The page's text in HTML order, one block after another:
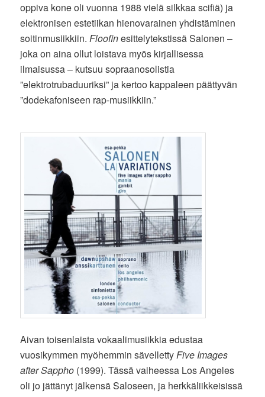
oppiva kone oli vuonna 1988 vielä silkkaa scifiä) ja
elektronisen estetiikan hienovarainen yhdistäminen
soitinmusiikkiin.Floofinesittelytekstissä Salonen –
joka on aina ollut loistava myös kirjallisessa
ilmaisussa – kutsuu sopraanosolistia
”elektrotrubaduuriksi” ja kertoo kappaleen päättyvän
”dodekafoniseen rap-musiikkiin.”
Aivan toisenlaista vokaalimusiikkia edustaa
vuosikymmen myöhemmin sävellettyFive Images
after Sappho (1999). Tässä vaiheessa Los Angeles
oli jo jättänyt jälkensä Saloseen, ja herkkäliikkeisissä